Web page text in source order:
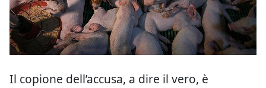
Il copione dell’accusa, a dire il vero, è